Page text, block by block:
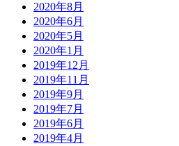
2020年8月
2020年6月
2020年5月
2020年1月
2019年12月
2019年11月
2019年9月
2019年7月
2019年6月
2019年4月